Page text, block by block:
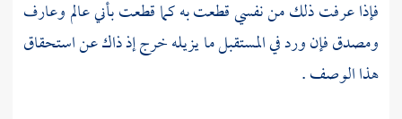
فإذا عرفت ذلك من نفسي قطعت به كما قطعت بأني عالم وعارف
ومصدق فإن ورد في المستقبل ما يزيله خرج إذ ذاك عن استحقاق
هذا الوصف .